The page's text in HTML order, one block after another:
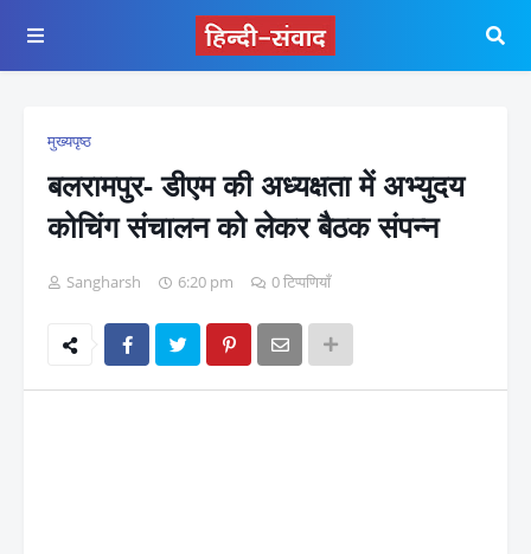
मुख्यपृष्ठ
बलरामपुर- डीएम की अध्यक्षता में अभ्युदय
कोचिंग संचालन को लेकर बैठक संपन्न
Sangharsh 6:20 pm 0 टिप्पणियाँ